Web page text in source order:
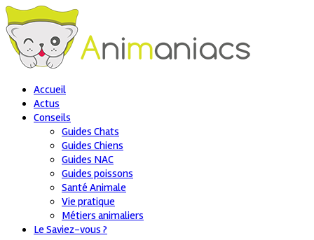
Accueil
Actus
Conseils
Guides Chats
Guides Chiens
Guides NAC
Guides poissons
Santé Animale
Vie pratique
Métiers animaliers
Le Saviez-vous ?